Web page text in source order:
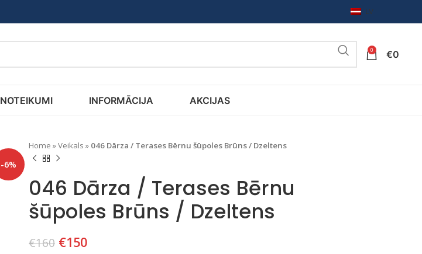
LV
0 €0
NOTEIKUMI INFORMĀCIJA AKCIJAS
-6%
Home »Veikals » 046 Dārza / Terases Bērnu šūpoles Brūns / Dzeltens
046 Dārza / Terases Bērnu
šūpoles Brūns / Dzeltens
€160 €150